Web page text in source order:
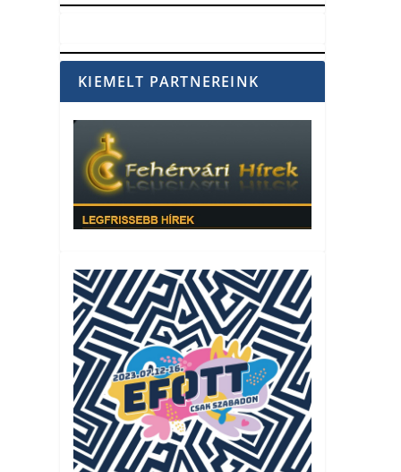
KIEMELT PARTNEREINK